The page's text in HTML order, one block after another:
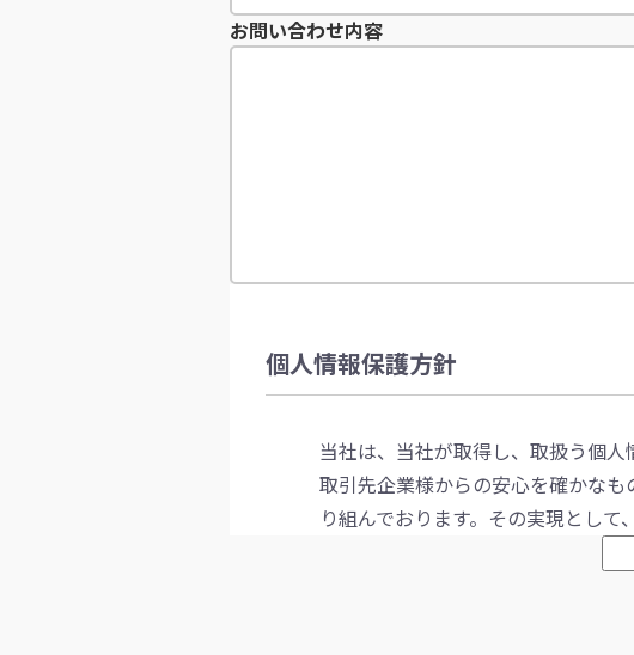
お問い合わせ内容
個人情報保護方針
当社は、当社が取得し、取扱う個
取引先企業様からの安心を確かな
り組んでおります。その実現とし
「個人情報保護マネジメントシス